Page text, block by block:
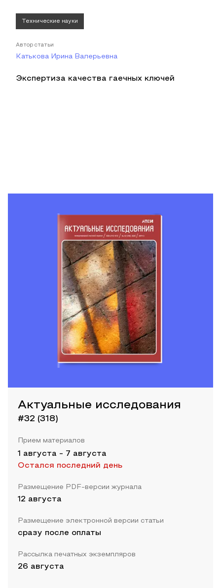
Технические науки
Автор статьи
Катькова Ирина Валерьевна
Экспертиза качества гаечных ключей
Актуальные исследования
#32 (318)
Прием материалов
1 августа - 7 августа
Остался последний день
Размещение PDF-версии журнала
12 августа
Размещение электронной версии статьи
сразу после оплаты
Рассылка печатных экземпляров
26 августа